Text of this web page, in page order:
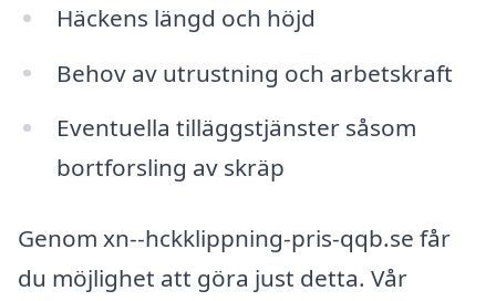
Häckens längd och höjd
Behov av utrustning och arbetskraft
Eventuella tilläggstjänster såsom
bortforsling av skräp
Genom xn--hckklippning-pris-qqb.se får
du möjlighet att göra just detta. Vår